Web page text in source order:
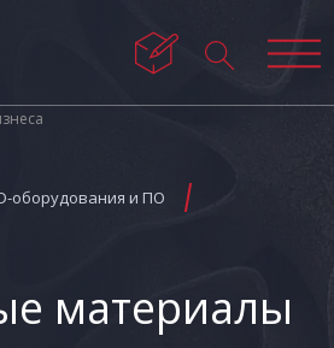
оборудования и ПО
материалы